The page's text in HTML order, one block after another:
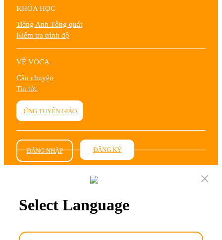
KHÓA HỌC
Tiếng Anh Tổng quát
Kiểm tra trình độ
VỀ VOCA
Câu chuyện
Tin tức
ỨNG TUYỂN GIÁO
VIÊN
ĐĂNG NHẬP ĐĂNG KÝ
Select Language